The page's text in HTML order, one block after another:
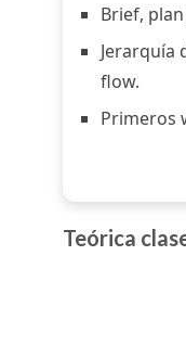
Brief,
Jerarquía
flow.
Primeros
Teórica